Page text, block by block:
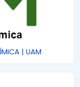
| UAM
| UAM